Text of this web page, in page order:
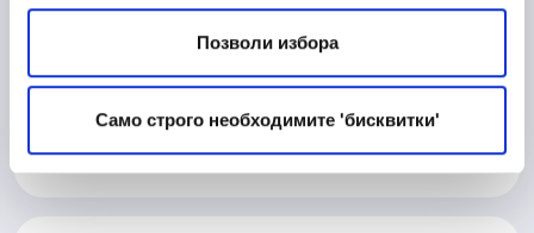
Позволи избора
Само строго необходимите 'бисквитки'